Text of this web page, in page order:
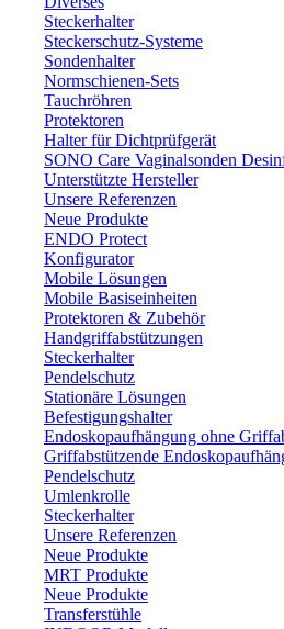
Steckerhalter
Steckerschutz-Systeme
Sondenhalter
Normschienen-Sets
Tauchröhren
Protektoren
Halter für Dichtprüfgerät
SONO Care Vaginalsonden
Unterstützte Hersteller
Unsere Referenzen
Neue Produkte
ENDO Protect
Konfigurator
Mobile Lösungen
Mobile Basiseinheiten
Protektoren & Zubehör
Handgriffabstützungen
Steckerhalter
Pendelschutz
Stationäre Lösungen
Befestigungshalter
Endoskopaufhängung ohne
Griffabstützende
Pendelschutz
Umlenkrolle
Steckerhalter
Unsere Referenzen
Neue Produkte
MRT Produkte
Neue Produkte
Transferstühle